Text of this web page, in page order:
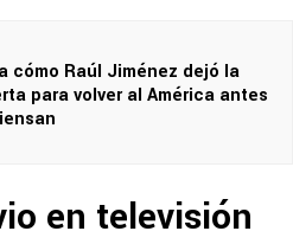
cómo Raúl Jiménez dejó la
para volver al América antes
en televisión